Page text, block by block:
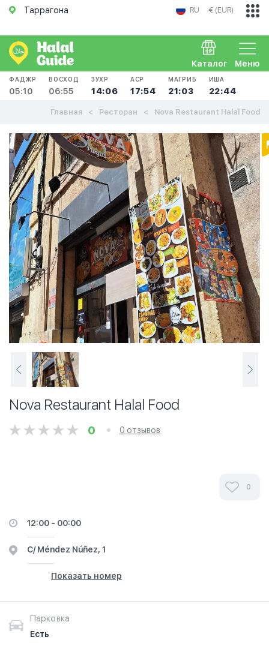
Таррагона RU € (EUR)
Меню
Каталог
ФАДЖР
05:10
ВОСХОД
06:55
ЗУХР
14:06
АСР
17:54
МАГРИБ
21:03
ИША
22:44
Главная Ресторан Nova Restaurant Halal Food
Nova Restaurant Halal Food
0 0 отзывов
0
12:00 - 00:00
C/ Méndez Núñez, 1
Показать номер
Парковка
Есть